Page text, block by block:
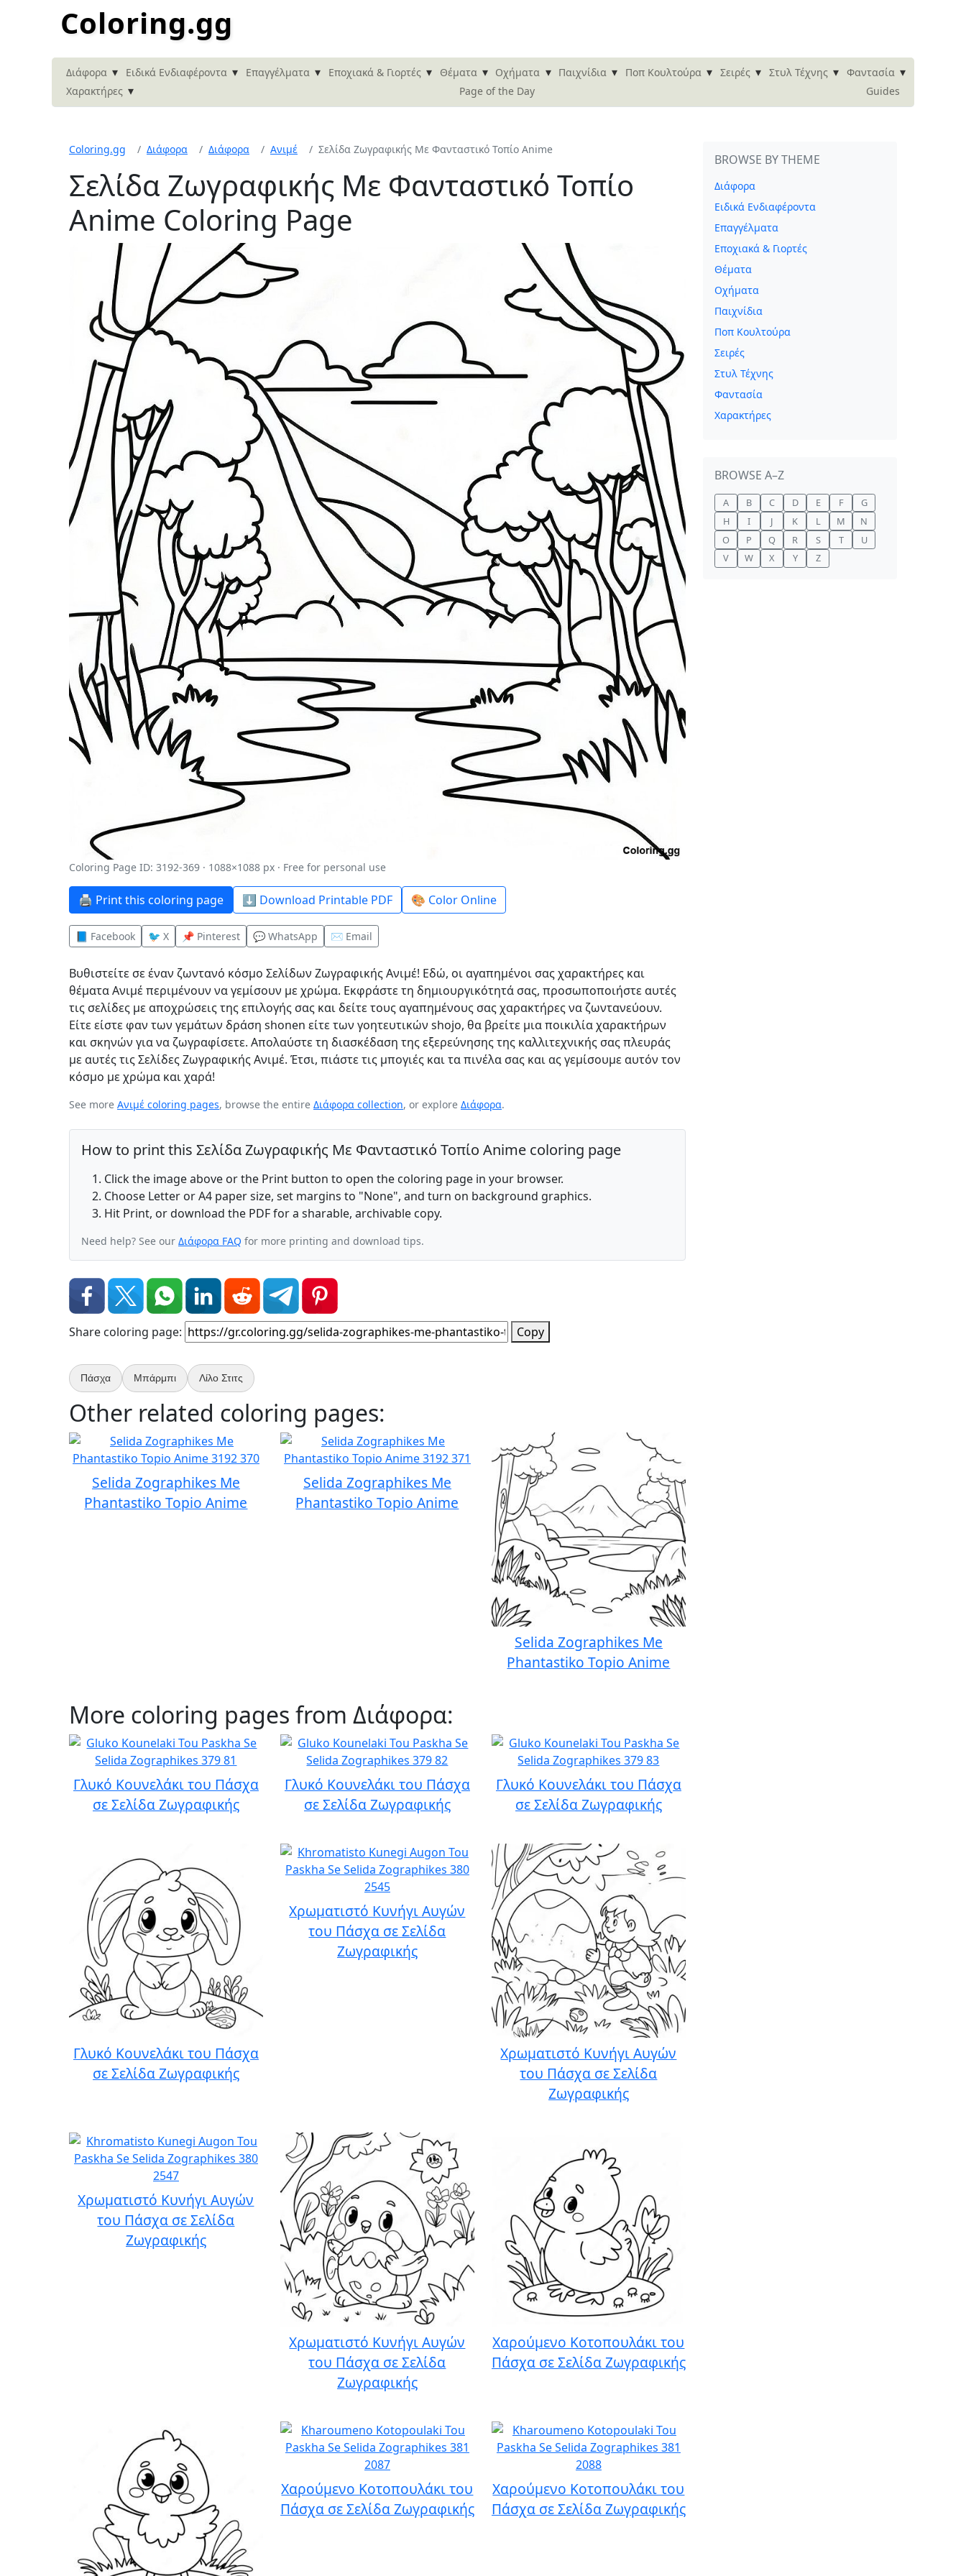
Coloring.gg
Διάφορα ▾ Ειδικά Ενδιαφέροντα ▾ Επαγγέλματα ▾ Εποχιακά & Γιορτές ▾ Θέματα ▾ Οχήματα ▾ Παιχνίδια ▾ Ποπ Κουλτούρα ▾ Σειρές ▾ Στυλ Τέχνης ▾ Φαντασία ▾
Χαρακτήρες ▾ Page of the Day Guides
Coloring.gg Διάφορα Διάφορα Ανιμέ Σελίδα Ζωγραφικής Με Φανταστικό Τοπίο Anime
Σελίδα Ζωγραφικής Με Φανταστικό Τοπίο
Anime Coloring Page
Coloring Page ID: 3192-369 · 1088×1088 px · Free for personal use
🖨️ Print this coloring page ⬇️ Download Printable PDF 🎨 Color Online
📘 Facebook 🐦 X 📌 Pinterest 💬 WhatsApp ✉️ Email
Βυθιστείτε σε έναν ζωντανό κόσμο Σελίδων Ζωγραφικής Ανιμέ! Εδώ, οι αγαπημένοι σας χαρακτήρες και
θέματα Ανιμέ περιμένουν να γεμίσουν με χρώμα. Εκφράστε τη δημιουργικότητά σας, προσωποποιήστε αυτές
τις σελίδες με αποχρώσεις της επιλογής σας και δείτε τους αγαπημένους σας χαρακτήρες να ζωντανεύουν.
Είτε είστε φαν των γεμάτων δράση shonen είτε των γοητευτικών shojo, θα βρείτε μια ποικιλία χαρακτήρων
και σκηνών για να ζωγραφίσετε. Απολαύστε τη διασκέδαση της εξερεύνησης της καλλιτεχνικής σας πλευράς
με αυτές τις Σελίδες Ζωγραφικής Ανιμέ. Έτσι, πιάστε τις μπογιές και τα πινέλα σας και ας γεμίσουμε αυτόν τον
κόσμο με χρώμα και χαρά!
See more Ανιμέ coloring pages, browse the entire Διάφορα collection, or explore Διάφορα.
How to print this Σελίδα Ζωγραφικής Με Φανταστικό Τοπίο Anime coloring page
Click the image above or the Print button to open the coloring page in your browser.
Choose Letter or A4 paper size, set margins to "None", and turn on background graphics.
Hit Print, or download the PDF for a sharable, archivable copy.
Need help? See our Διάφορα FAQ for more printing and download tips.
Share coloring page: Copy
Πάσχα Μπάρμπι Λίλο Στιτς
Other related coloring pages:
Selida Zographikes Me
Phantastiko Topio Anime
Selida Zographikes Me
Phantastiko Topio Anime
Selida Zographikes Me
Phantastiko Topio Anime
More coloring pages from Διάφορα:
Γλυκό Κουνελάκι του Πάσχα
σε Σελίδα Ζωγραφικής
Γλυκό Κουνελάκι του Πάσχα
σε Σελίδα Ζωγραφικής
Γλυκό Κουνελάκι του Πάσχα
σε Σελίδα Ζωγραφικής
Γλυκό Κουνελάκι του Πάσχα
σε Σελίδα Ζωγραφικής
Χρωματιστό Κυνήγι Αυγών
του Πάσχα σε Σελίδα
Ζωγραφικής
Χρωματιστό Κυνήγι Αυγών
του Πάσχα σε Σελίδα
Ζωγραφικής
Χρωματιστό Κυνήγι Αυγών
του Πάσχα σε Σελίδα
Ζωγραφικής
Χρωματιστό Κυνήγι Αυγών
του Πάσχα σε Σελίδα
Ζωγραφικής
Χαρούμενο Κοτοπουλάκι του
Πάσχα σε Σελίδα Ζωγραφικής
Χαρούμενο Κοτοπουλάκι του
Πάσχα σε Σελίδα Ζωγραφικής
Χαρούμενο Κοτοπουλάκι του
Πάσχα σε Σελίδα Ζωγραφικής
BROWSE BY THEME
Διάφορα
Ειδικά Ενδιαφέροντα
Επαγγέλματα
Εποχιακά & Γιορτές
Θέματα
Οχήματα
Παιχνίδια
Ποπ Κουλτούρα
Σειρές
Στυλ Τέχνης
Φαντασία
Χαρακτήρες
BROWSE A–Z
A B C D E F
G
H
I J K L M
N
O
P Q R S T
U
V
W X Y Z